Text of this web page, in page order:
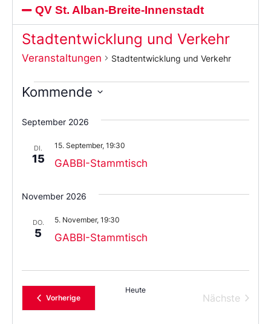
QV St. Alban-Breite-Innenstadt
Stadtentwicklung und Verkehr
Veranstaltungen Stadtentwicklung und Verkehr
Kommende
Sie
das
aus.
September 2026
DI.
15 GABBI-Stammtisch
15. September, 19:30
November 2026
DO.
5 GABBI-Stammtisch
5. November, 19:30
VorherigeVeranstaltungen
Heute
Nächste